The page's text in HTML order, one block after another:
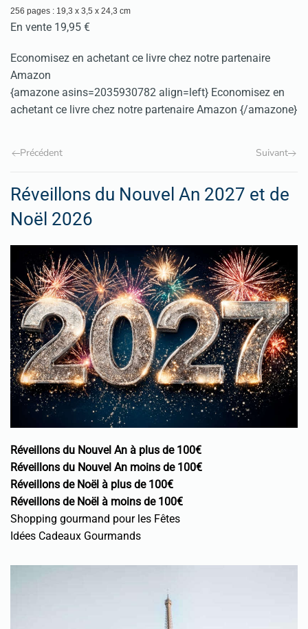
256 pages : 19,3 x 3,5 x 24,3 cm
En vente 19,95 €
Economisez en achetant ce livre chez notre partenaire
Amazon
{amazone asins=2035930782 align=left} Economisez en
achetant ce livre chez notre partenaire Amazon {/amazone}
Précédent Suivant
Réveillons du Nouvel An 2027 et de
Noël 2026
Réveillons du Nouvel An à plus de 100€
Réveillons du Nouvel An moins de 100€
Réveillons de Noël à plus de 100€
Réveillons de Noël à moins de 100€
Shopping gourmand pour les Fêtes
Idées Cadeaux Gourmands